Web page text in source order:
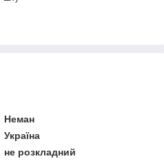
Неман
Україна
не розкладний